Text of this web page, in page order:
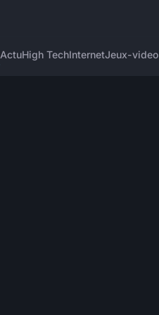
ActuHigh TechInternetJeux-video